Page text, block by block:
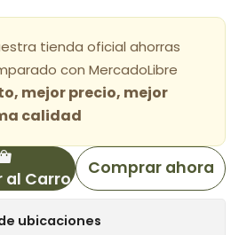
tienda oficial ahorras
con MercadoLibre
mejor precio, mejor
calidad
al Carro
Comprar ahora
ubicaciones